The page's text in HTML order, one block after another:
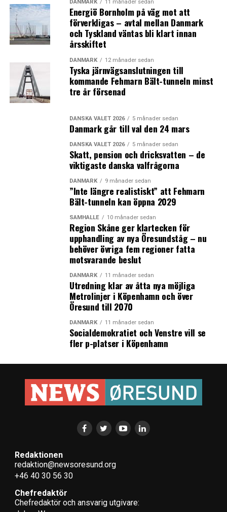
DANMARK 11 månader sedan
Energiö Bornholm på väg mot att
förverkligas – avtal mellan Danmark
och Tyskland väntas bli klart innan
årsskiftet
DANMARK 12 månader sedan
Tyska järnvägsanslutningen till
kommande Fehmarn Bält-tunneln minst
tre år försenad
DANSKA VALET 2026 5 månader sedan
Danmark går till val den 24 mars
DANSKA VALET 2026 5 månader sedan
Skatt, pension och dricksvatten – de
viktigaste danska valfrågorna
DANMARK 9 månader sedan
”Inte längre realistiskt” att Fehmarn
Bält-tunneln kan öppna 2029
SAMHÄLLE 10 månader sedan
Region Skåne ger klartecken för
upphandling av nya Öresundståg – nu
behöver övriga fem regioner fatta
motsvarande beslut
DANMARK 11 månader sedan
Utredning klar av åtta nya möjliga
Metrolinjer i Köpenhamn och över
Öresund till 2070
DANMARK 11 månader sedan
Socialdemokratiet och Venstre vill se
fler p-platser i Köpenhamn
Redaktionen
redaktion@newsoresund.org
+46 40 30 56 30
Chefredaktör
Chefredaktör och ansvarig utgivare: